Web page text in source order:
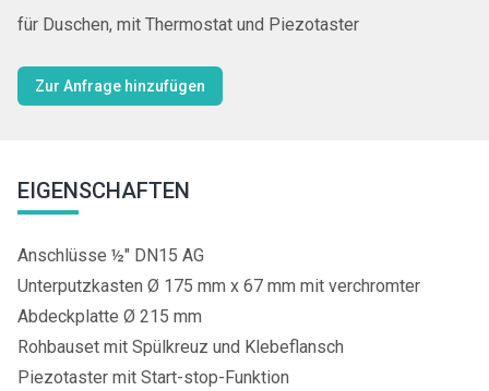
für Duschen, mit Thermostat und Piezotaster
Zur Anfrage hinzufügen
EIGENSCHAFTEN
Anschlüsse ½" DN15 AG
Unterputzkasten Ø 175 mm x 67 mm mit verchromter
Abdeckplatte Ø 215 mm
Rohbauset mit Spülkreuz und Klebeflansch
Piezotaster mit Start-stop-Funktion